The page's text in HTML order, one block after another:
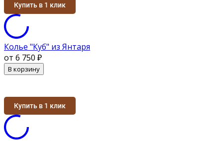
Купить в 1 клик
Колье "Куб" из Янтаря
от 6 750 ₽
В корзину
Купить в 1 клик